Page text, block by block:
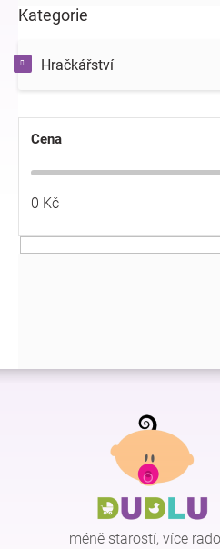
o
t
r
n
e
l
Přeskočit
Kategorie
Hračkářství
Cena
0 Kč
Z
méně starostí, více